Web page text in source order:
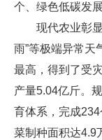
个、绿色低碳发
现代农业彰
雨”等极端异常天
最高，得到了受
产量5.04亿斤。
育体系，完成
菜制种面积达4.9